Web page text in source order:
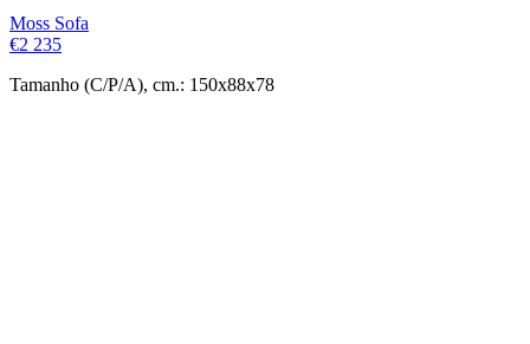
Moss Sofa
€2 235
Tamanho (C/P/A), cm.: 150x88x78